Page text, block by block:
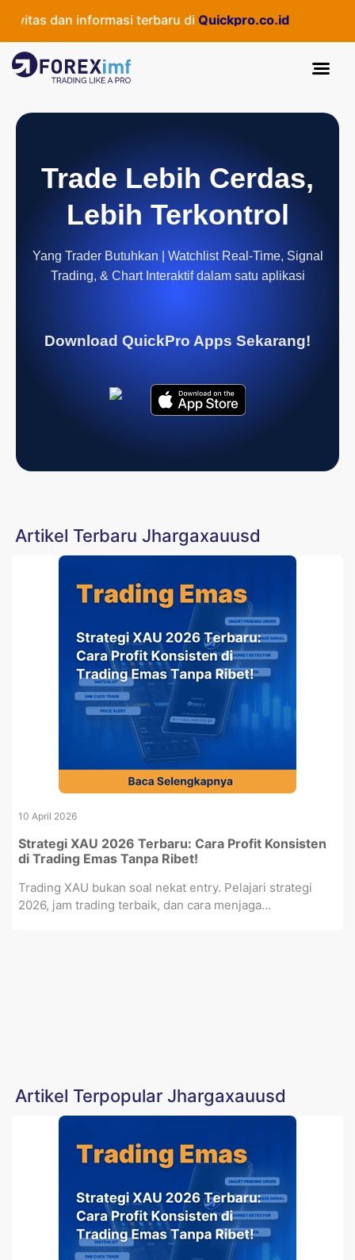
dan informasi terbaru diQuickpro.co.id
Trade Lebih Cerdas,
Lebih Terkontrol
Yang Trader Butuhkan | Watchlist Real-Time, Signal
Trading, & Chart Interaktif dalam satu aplikasi
Download QuickPro Apps Sekarang!
Artikel Terbaru Jhargaxauusd
10 April 2026
Strategi XAU 2026 Terbaru: Cara Profit Konsisten
di Trading Emas Tanpa Ribet!
Trading XAU bukan soal nekat entry. Pelajari strategi
2026, jam trading terbaik, dan cara menjaga...
Artikel Terpopular Jhargaxauusd